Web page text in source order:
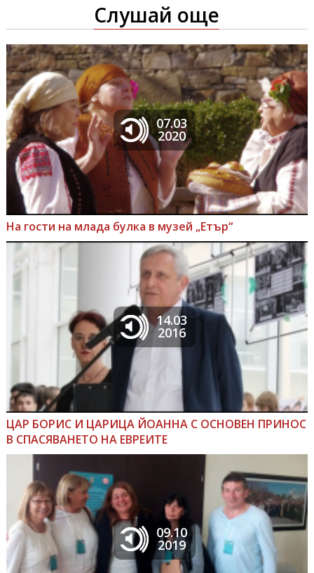
Слушай още
07.03
2020
На гости на млада булка в музей „Етър“
14.03
2016
ЦАР БОРИС И ЦАРИЦА ЙОАННА С ОСНОВЕН ПРИНОС
В СПАСЯВАНЕТО НА ЕВРЕИТЕ
09.10
2019